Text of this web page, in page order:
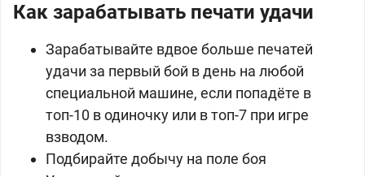
Как зарабатывать печати удачи
Зарабатывайте вдвое больше печатей
удачи за первый бой в день на любой
специальной машине, если попадёте в
топ-10 в одиночку или в топ-7 при игре
взводом.
Подбирайте добычу на поле боя